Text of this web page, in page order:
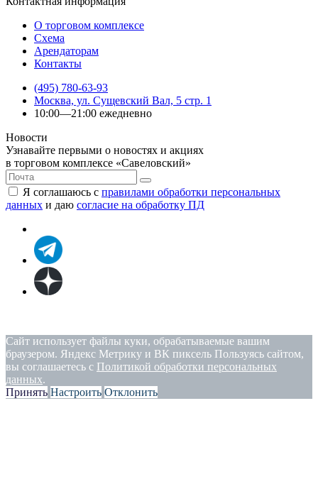
О торговом комплексе
Схема
Арендаторам
Контакты
(495) 780-63-93
Москва, ул. Сущевский Вал, 5 стр. 1
10:00—21:00 ежедневно
Новости
Узнавайте первыми о новостях и акциях
в торговом комплексе «Савеловский»
Я соглашаюсь с правилами обработки персональных
данных и даю согласие на обработку ПД
Сайт использует файлы куки, обрабатываемые вашим
браузером. Яндекс Метрику и ВК пиксель Пользуясь сайтом,
вы соглашаетесь с Политикой обработки персональных
данных.
Принять Настроить Отклонить